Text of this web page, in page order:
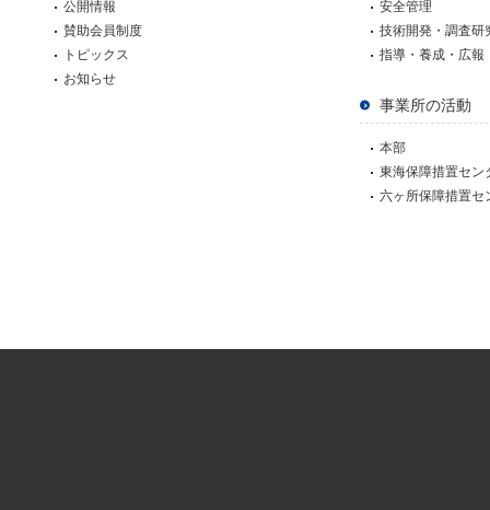
公開情報
賛助会員制度
トピックス
お知らせ
安全管理
技術開発・調査研
指導・養成・広報
事業所の活動
本部
東海保障措置セン
六ヶ所保障措置セ